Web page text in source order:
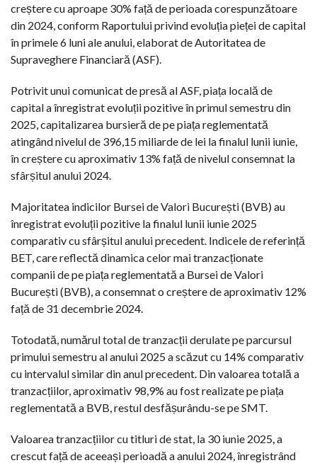
creștere cu aproape 30% față de perioada corespunzătoare
din 2024, conform Raportului privind evoluția pieței de capital
în primele 6 luni ale anului, elaborat de Autoritatea de
Supraveghere Financiară (ASF).
Potrivit unui comunicat de presă al ASF, piața locală de
capital a înregistrat evoluții pozitive în primul semestru din
2025, capitalizarea bursieră de pe piața reglementată
atingând nivelul de 396,15 miliarde de lei la finalul lunii iunie,
în creștere cu aproximativ 13% față de nivelul consemnat la
sfârșitul anului 2024.
Majoritatea indicilor Bursei de Valori București (BVB) au
înregistrat evoluții pozitive la finalul lunii iunie 2025
comparativ cu sfârșitul anului precedent. Indicele de referință
BET, care reflectă dinamica celor mai tranzacționate
companii de pe piața reglementată a Bursei de Valori
București (BVB), a consemnat o creștere de aproximativ 12%
față de 31 decembrie 2024.
Totodată, numărul total de tranzacții derulate pe parcursul
primului semestru al anului 2025 a scăzut cu 14% comparativ
cu intervalul similar din anul precedent. Din valoarea totală a
tranzacțiilor, aproximativ 98,9% au fost realizate pe piața
reglementată a BVB, restul desfășurându-se pe SMT.
Valoarea tranzacțiilor cu titluri de stat, la 30 iunie 2025, a
crescut față de aceeași perioadă a anului 2024, înregistrând